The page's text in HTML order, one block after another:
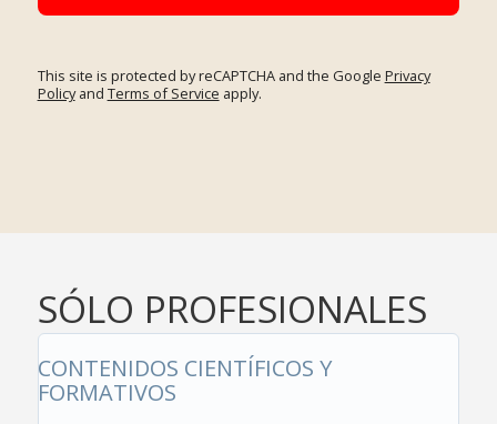
This site is protected by reCAPTCHA and the Google Privacy
Policyand Terms of Service apply.
SÓLO PROFESIONALES
CONTENIDOS CIENTÍFICOS Y
FORMATIVOS